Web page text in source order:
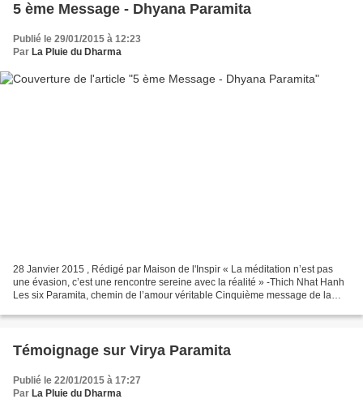
5 ème Message - Dhyana Paramita
Publié le 29/01/2015 à 12:23
Par La Pluie du Dharma
28 Janvier 2015 , Rédigé par Maison de l'Inspir « La méditation n’est pas
une évasion, c’est une rencontre sereine avec la réalité » -Thich Nhat Hanh
Les six Paramita, chemin de l’amour véritable Cinquième message de la
Témoignage sur Virya Paramita
Publié le 22/01/2015 à 17:27
Par La Pluie du Dharma